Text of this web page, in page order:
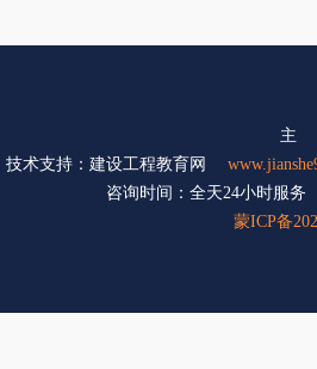
主
技术支持：建设工程教育网
咨询时间：全天24小时服务
蒙ICP备